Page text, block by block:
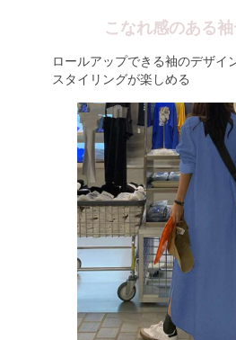
こなれ感のある
ロールアップできる袖のデザイ
スタイリングが楽しめる